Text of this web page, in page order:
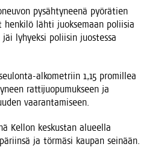
pysäh­ty­nee­nä pyö­rä­tien
hen­ki­lö läh­ti juok­se­maan polii­sia
lyhyek­si polii­sin juos­tes­sa
alko­met­riin 1,15 pro­mil­lea
rat­ti­juo­pu­muk­seen ja
vaarantamiseen.
Kel­lon kes­kus­tan alu­eel­la
ja tör­mä­si kau­pan sei­nään.